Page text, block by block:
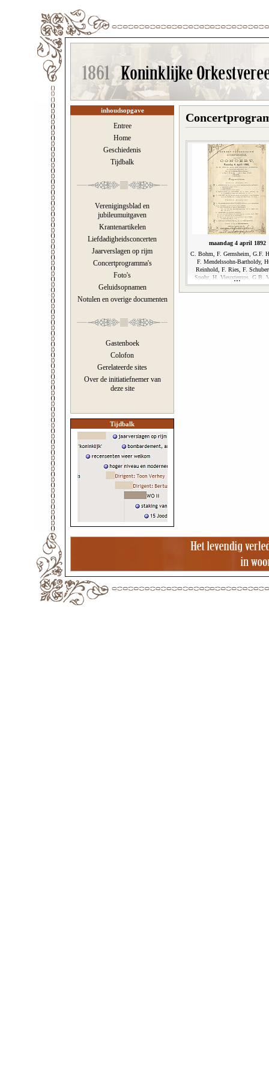
inhoudsopgave
Entree
Home
Geschiedenis
Tijdbalk
Verenigingsblad en
jubileumuitgaven
Krantenartikelen
Liefdadigheidsconcerten
Jaarverslagen op rijm
Concertprogramma's
Foto's
Geluidsopnamen
Notulen en overige documenten
Gastenboek
Colofon
Gerelateerde sites
Over de initiatiefnemer van
deze site
Tijdbalk
maandag 4 april 1892
C. Bohm, F. Gernsheim, G.F.
F. Mendelssohn-Bartholdy,
Reinhold, F. Ries, F.
Spohr, H. Vieuxtemps, G.B.